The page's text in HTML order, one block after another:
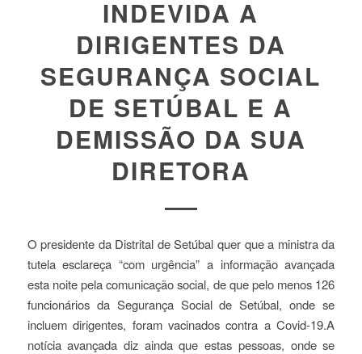
INDEVIDA A
DIRIGENTES DA
SEGURANÇA SOCIAL
DE SETÚBAL E A
DEMISSÃO DA SUA
DIRETORA
O presidente da Distrital de Setúbal quer que a ministra da
tutela esclareça “com urgência” a informação avançada
esta noite pela comunicação social, de que pelo menos 126
funcionários da Segurança Social de Setúbal, onde se
incluem dirigentes, foram vacinados contra a Covid-19.A
notícia avançada diz ainda que estas pessoas, onde se